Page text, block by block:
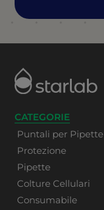
CATEGORIE
Puntali per Pipette
Protezione
Pipette
Colture Cellulari
Consumabile